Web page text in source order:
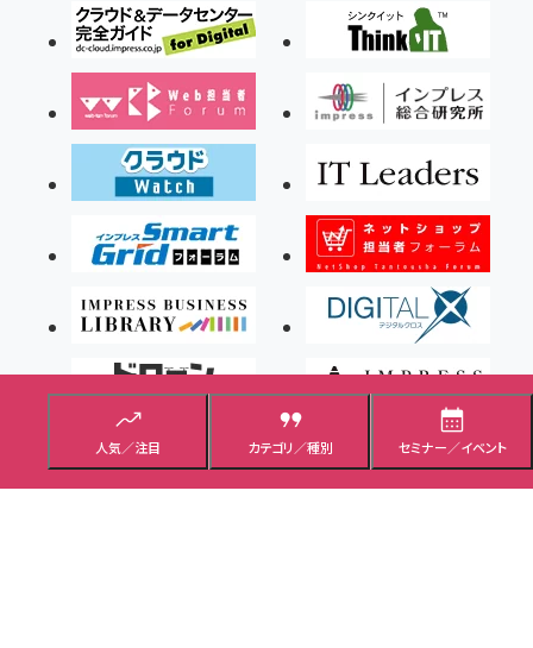
人気／注目 カテゴリ／種別 セミナー／イベント